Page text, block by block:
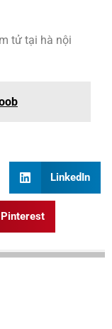
tử tại hà nội
LinkedIn
Pinterest